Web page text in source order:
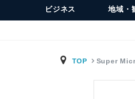
ビジネス 地域・
TOP Super